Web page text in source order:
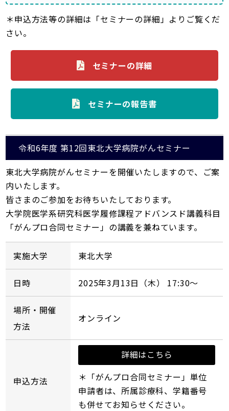
＊申込方法等の詳細は「セミナーの詳細」よりご覧くだ
さい。
セミナーの詳細
セミナーの報告書
令和6年度 第12回東北大学病院がんセミナー
東北大学病院がんセミナーを開催いたしますので、ご案
内いたします。
皆さまのご参加をお待ちいたしております。
大学院医学系研究科医学履修課程アドバンスド講義科目
「がんプロ合同セミナー」の講義を兼ねています。
実施大学 東北大学
日時 2025年3月13日（木） 17:30～
場所・開催
方法
オンライン
申込方法
詳細はこちら
＊「がんプロ合同セミナー」単位
申請者は、所属診療科、学籍番号
も併せてお知らせください。